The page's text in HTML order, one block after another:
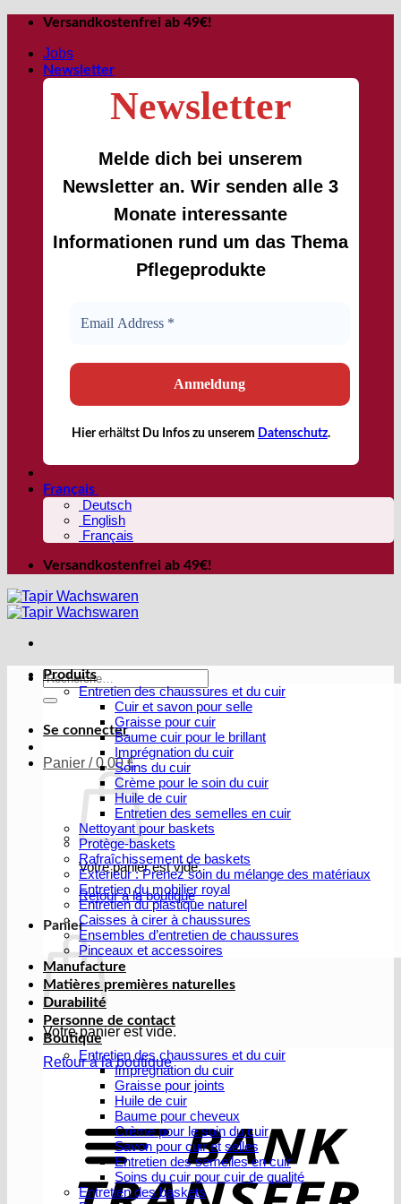
Passer
contenu
Versandkostenfrei ab 49€!
Jobs
Newsletter
Newsletter
Melde dich bei unserem
Newsletter an. Wir senden alle 3
Monate interessante
Informationen rund um das Thema
Pflegeprodukte
HiererhältstDu Infos zu unserem Datenschutz.
Français
Deutsch
English
Français
Versandkostenfrei ab 49€!
Recherche
pour :
Se connecter
Panier /0,00€
Votre panier est vide.
Retour à la boutique
Panier
Votre panier est vide.
Retour à la boutique
Produits
Entretien des chaussures et du cuir
Cuir et savon pour selle
Graisse pour cuir
Baume cuir pour le brillant
Imprégnation du cuir
Soins du cuir
Crème pour le soin du cuir
Huile de cuir
Entretien des semelles en cuir
Nettoyant pour baskets
Protège-baskets
Rafraîchissement de baskets
Extérieur : Prenez soin du mélange des matériaux
Entretien du mobilier royal
Entretien du plastique naturel
Caisses à cirer à chaussures
Ensembles d’entretien de chaussures
Pinceaux et accessoires
Manufacture
Matières premières naturelles
Durabilité
Personne de contact
Boutique
Entretien des chaussures et du cuir
Imprégnation du cuir
Graisse pour joints
Huile de cuir
Baume pour cheveux
Crème pour le soin du cuir
Savon pour cuir et selles
Entretien des semelles en cuir
Soins du cuir pour cuir de qualité
Entretien des baskets